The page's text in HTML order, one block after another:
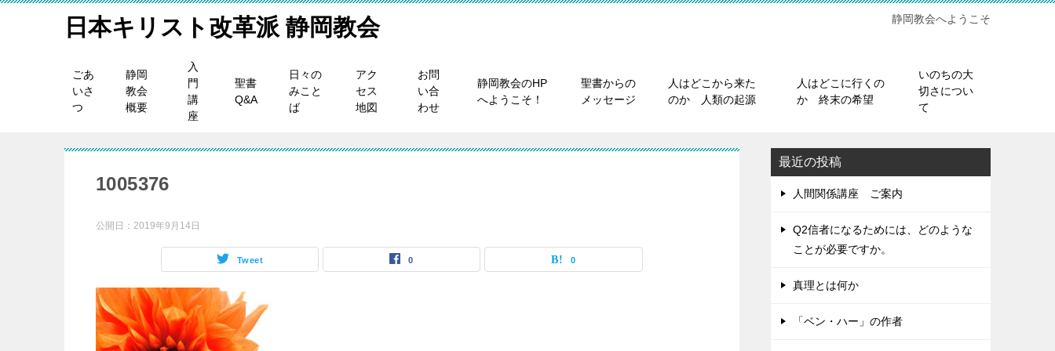
日本キリスト改革派 静岡教会 静岡教会へようこそ
ごあ
いさ
つ
静岡
教会
概要
入
門
講
座
聖書
Q&A
日々の
みこと
ば
アク
セス
地図
お問
い合
わせ
静岡教会のHP
へようこそ！
聖書からの
メッセージ
人はどこから来た
のか 人類の起源
人はどこに行くの
か 終末の希望
いのちの大
切さについ
て
1005376
公開日： 2019年9月14日
Tweet 0 0
最近の投稿
人間関係講座 ご案内
Q2信者になるためには、どのような
ことが必要ですか。
真理とは何か
「ベン・ハー」の作者